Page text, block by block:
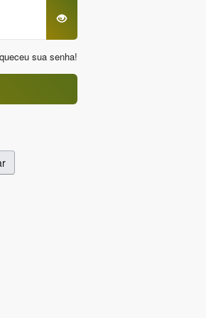
sua senha!